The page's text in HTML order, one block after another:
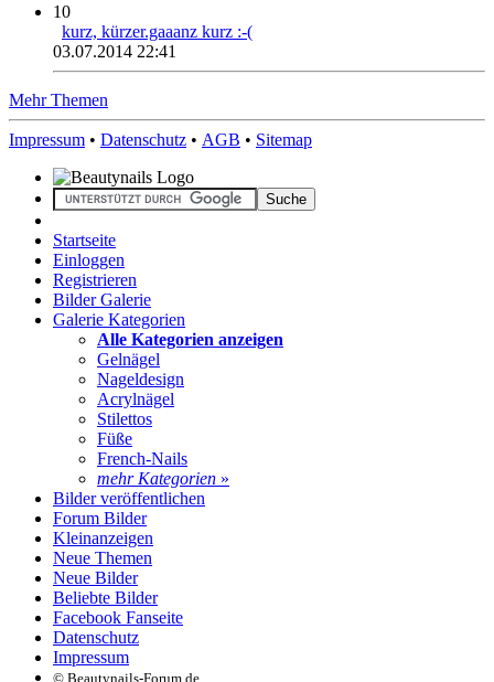
10
kurz, kürzer.gaaanz kurz :-(
03.07.2014 22:41
Mehr Themen
Impressum • Datenschutz • AGB • Sitemap
Startseite
Einloggen
Registrieren
Bilder Galerie
Galerie Kategorien
Alle Kategorien anzeigen
Gelnägel
Nageldesign
Acrylnägel
Stilettos
Füße
French-Nails
mehr Kategorien »
Bilder veröffentlichen
Forum Bilder
Kleinanzeigen
Neue Themen
Neue Bilder
Beliebte Bilder
Facebook Fanseite
Datenschutz
Impressum
© Beautynails-Forum.de